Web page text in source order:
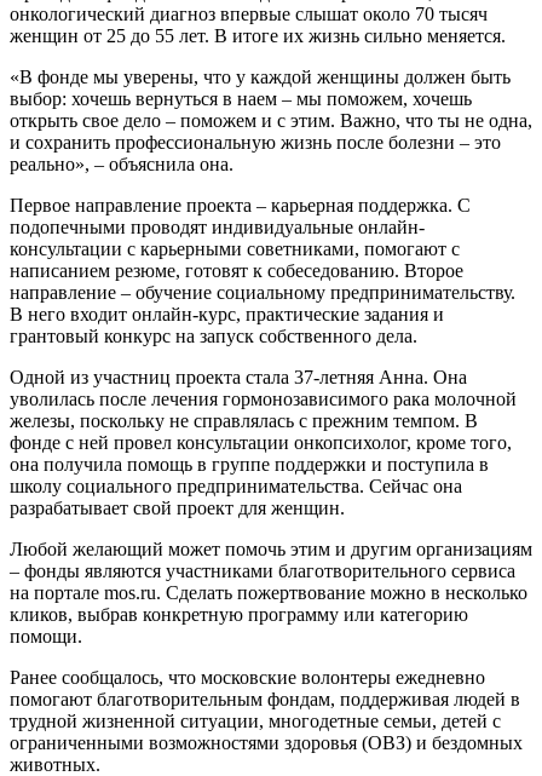
онкологический диагноз впервые слышат около 70 тысяч
женщин от 25 до 55 лет. В итоге их жизнь сильно меняется.
«В фонде мы уверены, что у каждой женщины должен быть
выбор: хочешь вернуться в наем – мы поможем, хочешь
открыть свое дело – поможем и с этим. Важно, что ты не одна,
и сохранить профессиональную жизнь после болезни – это
реально», – объяснила она.
Первое направление проекта – карьерная поддержка. С
подопечными проводят индивидуальные онлайн-
консультации с карьерными советниками, помогают с
написанием резюме, готовят к собеседованию. Второе
направление – обучение социальному предпринимательству.
В него входит онлайн-курс, практические задания и
грантовый конкурс на запуск собственного дела.
Одной из участниц проекта стала 37-летняя Анна. Она
уволилась после лечения гормонозависимого рака молочной
железы, поскольку не справлялась с прежним темпом. В
фонде с ней провел консультации онкопсихолог, кроме того,
она получила помощь в группе поддержки и поступила в
школу социального предпринимательства. Сейчас она
разрабатывает свой проект для женщин.
Любой желающий может помочь этим и другим организациям
– фонды являются участниками благотворительного сервиса
на портале mos.ru. Сделать пожертвование можно в несколько
кликов, выбрав конкретную программу или категорию
помощи.
Ранее сообщалось, что московские волонтеры ежедневно
помогают благотворительным фондам, поддерживая людей в
трудной жизненной ситуации, многодетные семьи, детей с
ограниченными возможностями здоровья (ОВЗ) и бездомных
животных.